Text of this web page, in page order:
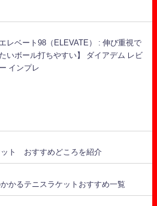
エレベート98（ELEVATE） : 伸び重視で
いボール打ちやすい】 ダイアデム レビ
インプレ
ット おすすめどころを紹介
かるテニスラケットおすすめ一覧